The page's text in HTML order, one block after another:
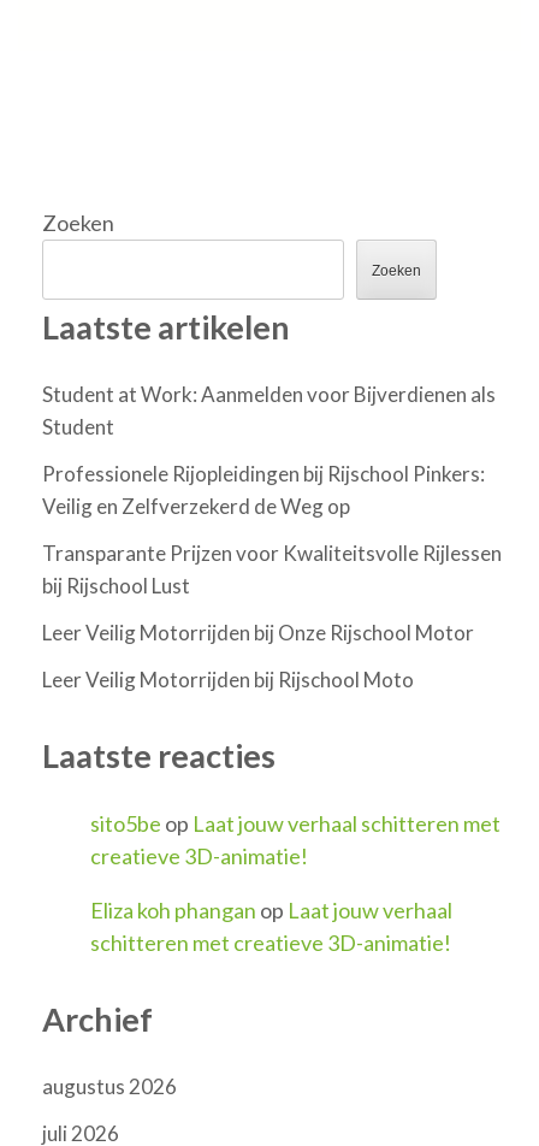
Zoeken
Zoeken
Laatste artikelen
Student at Work: Aanmelden voor Bijverdienen als
Student
Professionele Rijopleidingen bij Rijschool Pinkers:
Veilig en Zelfverzekerd de Weg op
Transparante Prijzen voor Kwaliteitsvolle Rijlessen
bij Rijschool Lust
Leer Veilig Motorrijden bij Onze Rijschool Motor
Leer Veilig Motorrijden bij Rijschool Moto
Laatste reacties
sito5be op Laat jouw verhaal schitteren met
creatieve 3D-animatie!
Eliza koh phangan op Laat jouw verhaal
schitteren met creatieve 3D-animatie!
Archief
augustus 2026
juli 2026